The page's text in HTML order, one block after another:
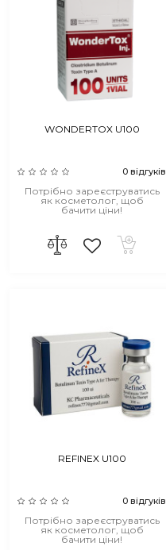
WONDERTOX U100
0 відгуків
Потрібно зареєструватись
як косметолог, щоб
бачити ціни!
REFINEX U100
0 відгуків
Потрібно зареєструватись
як косметолог, щоб
бачити ціни!